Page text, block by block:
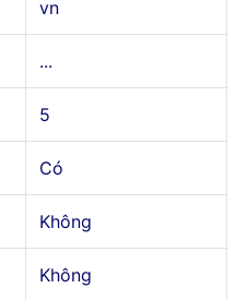
vn
...
5
Có
Không
Không